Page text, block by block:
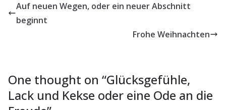
Auf neuen Wegen, oder ein neuer Abschnitt
beginnt
Frohe Weihnachten
One thought on “Glücksgefühle,
Lack und Kekse oder eine Ode an die